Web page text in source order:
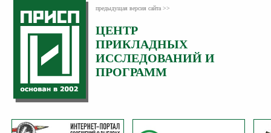
предыдущая версия сайта >>
ЦЕНТР
ПРИКЛАДНЫХ
ИССЛЕДОВАНИЙ И
ПРОГРАММ